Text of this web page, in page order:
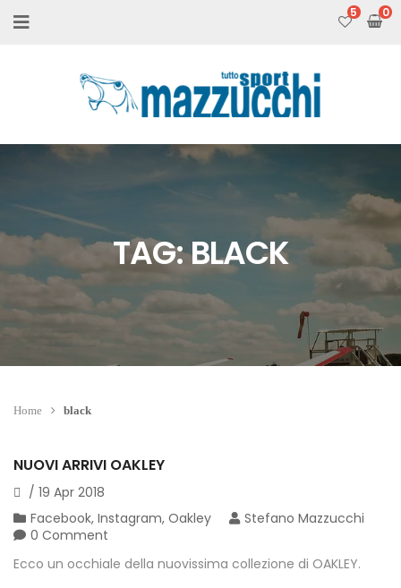
5
TAG:BLACK
Home black
NUOVI ARRIVI OAKLEY
/ 19 Apr 2018
Facebook, Instagram, Oakley
Stefano Mazzucchi
0 Comment
Ecco un occhiale della nuovissima collezione di OAKLEY.